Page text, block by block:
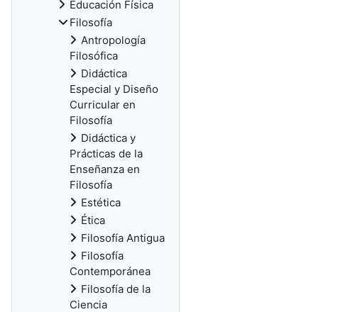
Educación Física
Filosofía
Antropología
Filosófica
Didáctica
Especial y Diseño
Curricular en
Filosofía
Didáctica y
Prácticas de la
Enseñanza en
Filosofía
Estética
Ética
Filosofía Antigua
Filosofía
Contemporánea
Filosofía de la
Ciencia